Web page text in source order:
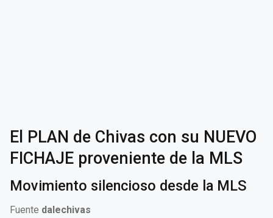
El PLAN de Chivas con su NUEVO
FICHAJE proveniente de la MLS
Movimiento silencioso desde la MLS
Fuente dalechivas